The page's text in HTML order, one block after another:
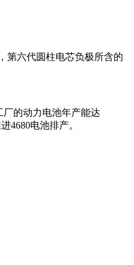
第六代圆柱电芯负极所含的
的动力电池年产能达
4680电池排产。